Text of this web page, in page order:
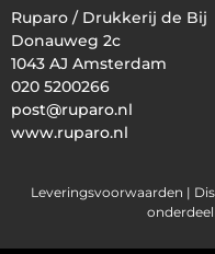
Ruparo / Drukkerij de Bij
Donauweg 2c
1043 AJ Amsterdam
020 5200266
post@ruparo.nl
www.ruparo.nl
Leveringsvoorwaarden |